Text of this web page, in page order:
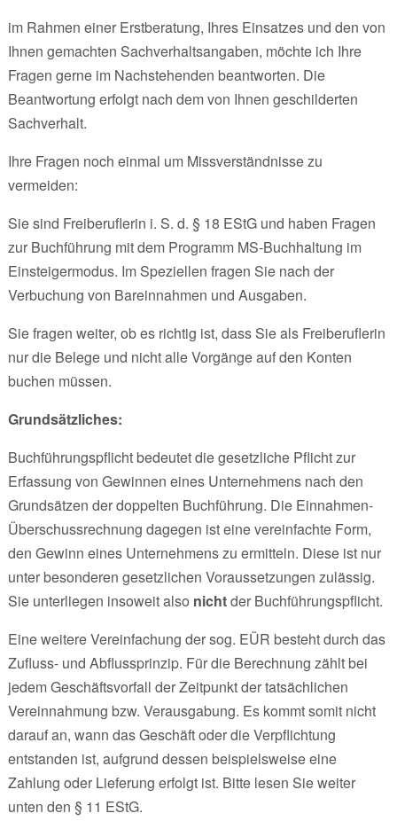
im Rahmen einer Erstberatung, Ihres Einsatzes und den von
Ihnen gemachten Sachverhaltsangaben, möchte ich Ihre
Fragen gerne im Nachstehenden beantworten. Die
Beantwortung erfolgt nach dem von Ihnen geschilderten
Sachverhalt.
Ihre Fragen noch einmal um Missverständnisse zu
vermeiden:
Sie sind Freiberuflerin i. S. d. § 18 EStG und haben Fragen
zur Buchführung mit dem Programm MS-Buchhaltung im
Einsteigermodus. Im Speziellen fragen Sie nach der
Verbuchung von Bareinnahmen und Ausgaben.
Sie fragen weiter, ob es richtig ist, dass Sie als Freiberuflerin
nur die Belege und nicht alle Vorgänge auf den Konten
buchen müssen.
Grundsätzliches:
Buchführungspflicht bedeutet die gesetzliche Pflicht zur
Erfassung von Gewinnen eines Unternehmens nach den
Grundsätzen der doppelten Buchführung. Die Einnahmen-
Überschussrechnung dagegen ist eine vereinfachte Form,
den Gewinn eines Unternehmens zu ermitteln. Diese ist nur
unter besonderen gesetzlichen Voraussetzungen zulässig.
Sie unterliegen insoweit also nichtder Buchführungspflicht.
Eine weitere Vereinfachung der sog. EÜR besteht durch das
Zufluss- und Abflussprinzip. Für die Berechnung zählt bei
jedem Geschäftsvorfall der Zeitpunkt der tatsächlichen
Vereinnahmung bzw. Verausgabung. Es kommt somit nicht
darauf an, wann das Geschäft oder die Verpflichtung
entstanden ist, aufgrund dessen beispielsweise eine
Zahlung oder Lieferung erfolgt ist. Bitte lesen Sie weiter
unten den § 11 EStG.